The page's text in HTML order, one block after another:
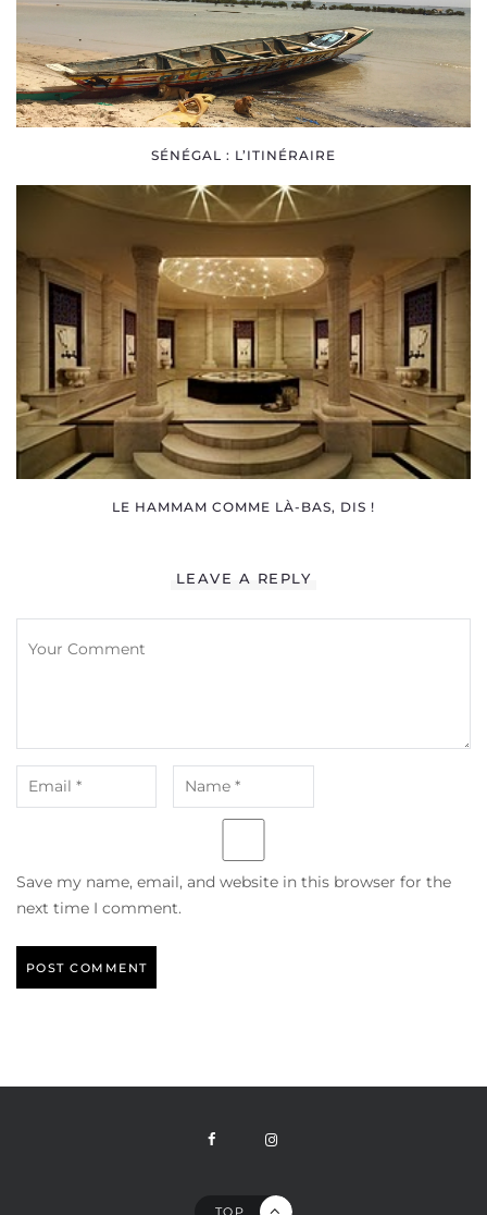
SÉNÉGAL : L’ITINÉRAIRE
LE HAMMAM COMME LÀ-BAS, DIS !
LEAVE A REPLY
Save my name, email, and website in this browser for the
next time I comment.
TOP